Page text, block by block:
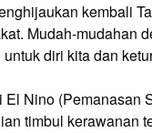
kembali
Mudah-mudahan
diri kita dan
Nino
timbul kerawanan